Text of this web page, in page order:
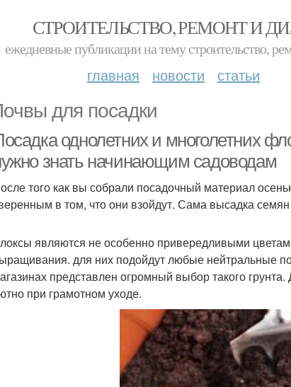
СТРОИТЕЛЬСТВО, РЕМОНТ И
ежедневные публикации на тему строительство,
главная новости статьи
для посадки
однолетних и многолетних
знать начинающим садоводам
того как вы собрали посадочный материал
в том, что они взойдут. Сама высадка
являются не особенно привередливыми
для них подойдут любые нейтральные
представлен огромный выбор такого
при грамотном уходе.